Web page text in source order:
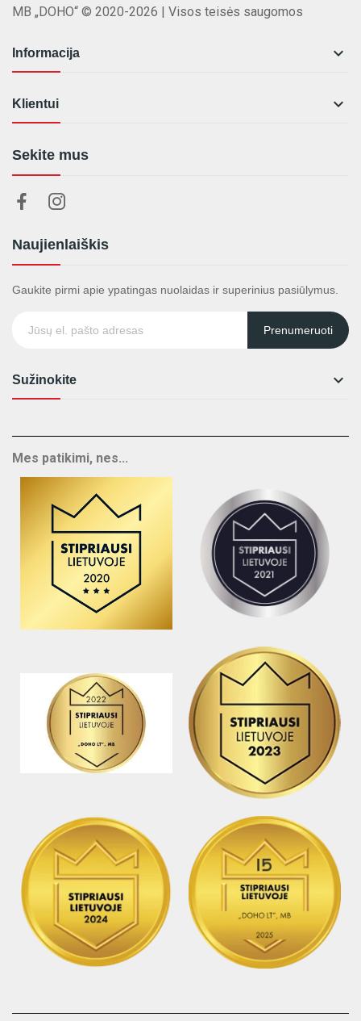
MB „DOHO“ © 2020-2026 | Visos teisės saugomos
Informacija 
Klientui 
Sekite mus
Naujienlaiškis
Gaukite pirmi apie ypatingas nuolaidas ir superinius pasiūlymus.
Prenumeruoti
Sužinokite 
Mes patikimi, nes...